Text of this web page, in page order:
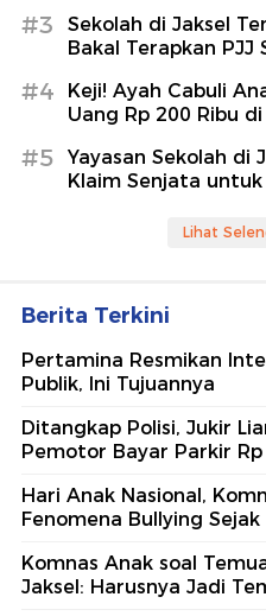
#3
Sekolah di Jaksel
Bakal Terapkan PJJ
#4
Keji! Ayah Cabuli
Uang Rp 200 Ribu
#5
Yayasan Sekolah di
Klaim Senjata untuk
Lihat
Berita Terkini
Pertamina Resmikan
Publik, Ini Tujuannya
Ditangkap Polisi, Jukir
Pemotor Bayar Parkir Rp
Hari Anak Nasional,
Fenomena Bullying Sejak
Komnas Anak soal
Jaksel: Harusnya Jadi